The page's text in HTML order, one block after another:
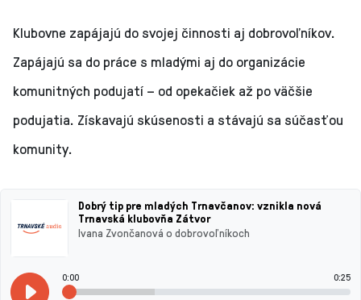
Klubovne zapájajú do svojej činnosti aj dobrovoľníkov.
Zapájajú sa do práce s mladými aj do organizácie
komunitných podujatí – od opekačiek až po väčšie
podujatia. Získavajú skúsenosti a stávajú sa súčasťou
komunity.
Dobrý tip pre mladých Trnavčanov: vznikla nová
Trnavská klubovňa Zátvor
Ivana Zvončanová o dobrovoľníkoch
0:00 0:25